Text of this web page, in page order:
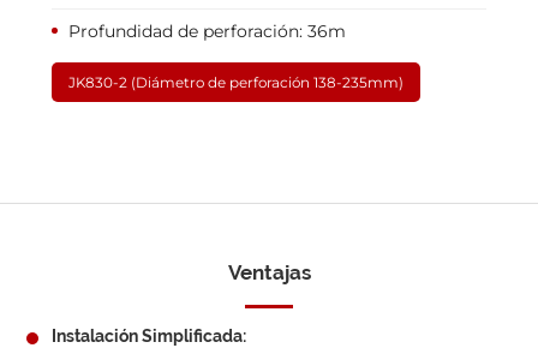
Profundidad de perforación: 36m
JK830-2 (Diámetro de perforación 138-235mm)
Ventajas
Instalación Simplificada: